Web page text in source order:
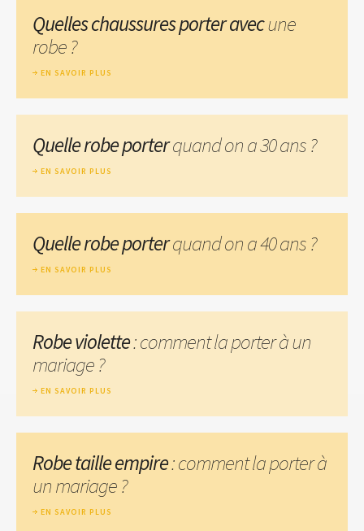
Quelles chaussures porter avecune
robe ?
EN SAVOIR PLUS
Quelle robe porterquand on a 30 ans ?
EN SAVOIR PLUS
Quelle robe porterquand on a 40 ans ?
EN SAVOIR PLUS
Robe violette: comment la porter à un
mariage ?
EN SAVOIR PLUS
Robe taille empire: comment la porter à
un mariage ?
EN SAVOIR PLUS